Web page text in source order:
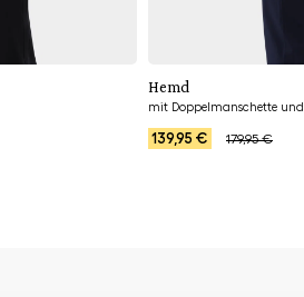
Hemd
139,95 € 179,95 €